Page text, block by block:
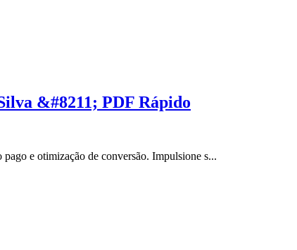
&#8211; PDF Rápido
e otimização de conversão. Impulsione s...